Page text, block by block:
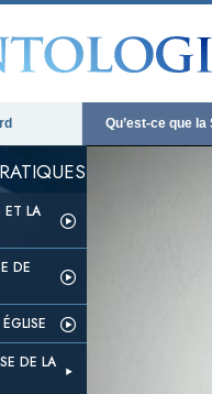
Qu’est-ce que
ET LA
DE
DE LA